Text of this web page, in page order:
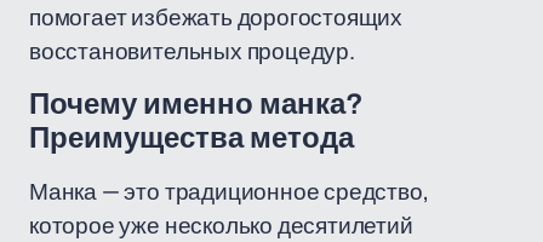
помогает избежать дорогостоящих
восстановительных процедур.
Почему именно манка?
Преимущества метода
Манка — это традиционное средство,
которое уже несколько десятилетий